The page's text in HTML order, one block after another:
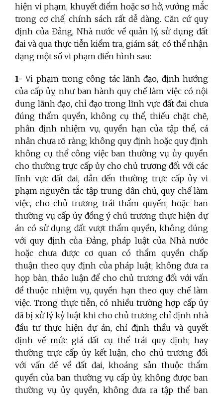
hiện vi phạm, khuyết điểm hoặc sơ hở, vướng mắc
trong cơ chế, chính sách rất dễ dàng. Căn cứ quy
định của Đảng, Nhà nước về quản lý, sử dụng đất
đai và qua thực tiễn kiểm tra, giám sát, có thể nhận
dạng một số vi phạm điển hình sau:
1- Vi phạm trong công tác lãnh đạo, định hướng
của cấp ủy, như ban hành quy chế làm việc có nội
dung lãnh đạo, chỉ đạo trong lĩnh vực đất đai chưa
đúng thẩm quyền, không cụ thể, thiếu chặt chẽ,
phân định nhiệm vụ, quyền hạn của tập thể, cá
nhân chưa rõ ràng; không quy định hoặc quy định
không cụ thể công việc ban thường vụ ủy quyền
cho thường trực cấp ủy cho chủ trương đối với các
lĩnh vực đất đai, dẫn đến thường trực cấp ủy vi
phạm nguyên tắc tập trung dân chủ, quy chế làm
việc, cho chủ trương trái thẩm quyền; hoặc ban
thường vụ cấp ủy đồng ý chủ trương thực hiện dự
án có sử dụng đất vượt thẩm quyền, không đúng
với quy định của Đảng, pháp luật của Nhà nước
hoặc chưa được cơ quan có thẩm quyền chấp
thuận theo quy định của pháp luật; không đưa ra
họp bàn, thảo luận để cho chủ trương đối với vấn
đề thuộc nhiệm vụ, quyền hạn theo quy chế làm
việc. Trong thực tiễn, có nhiều trường hợp cấp ủy
đã bị xử lý kỷ luật khi cho chủ trương chỉ định nhà
đầu tư thực hiện dự án, chỉ định thầu và quyết
định về mức giá đất cụ thể trái quy định; hay
thường trực cấp ủy kết luận, cho chủ trương đối
với vấn đề về đất đai, khoáng sản thuộc thẩm
quyền của ban thường vụ cấp ủy, không được ban
thường vụ ủy quyền, không đưa ra tập thể ban